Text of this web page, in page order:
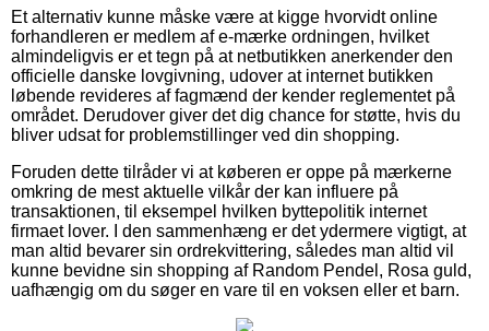
Et alternativ kunne måske være at kigge hvorvidt online
forhandleren er medlem af e-mærke ordningen, hvilket
almindeligvis er et tegn på at netbutikken anerkender den
officielle danske lovgivning, udover at internet butikken
løbende revideres af fagmænd der kender reglementet på
området. Derudover giver det dig chance for støtte, hvis du
bliver udsat for problemstillinger ved din shopping.
Foruden dette tilråder vi at køberen er oppe på mærkerne
omkring de mest aktuelle vilkår der kan influere på
transaktionen, til eksempel hvilken byttepolitik internet
firmaet lover. I den sammenhæng er det ydermere vigtigt, at
man altid bevarer sin ordrekvittering, således man altid vil
kunne bevidne sin shopping af Random Pendel, Rosa guld,
uafhængig om du søger en vare til en voksen eller et barn.